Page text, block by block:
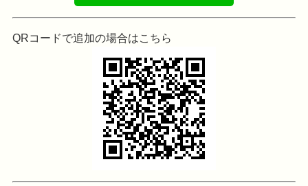
QRコードで追加の場合はこちら